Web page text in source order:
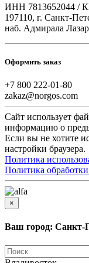
ИНН 7813652044 /
197110, г. Санкт-
наб. Адмирала
Оформить заказ
+7 800 222-01-80
zakaz@norgos.com
Сайт использует
информацию о
Если вы не хотите
настройки браузера.
Политика
Политика
×
Ваш город: Санкт-